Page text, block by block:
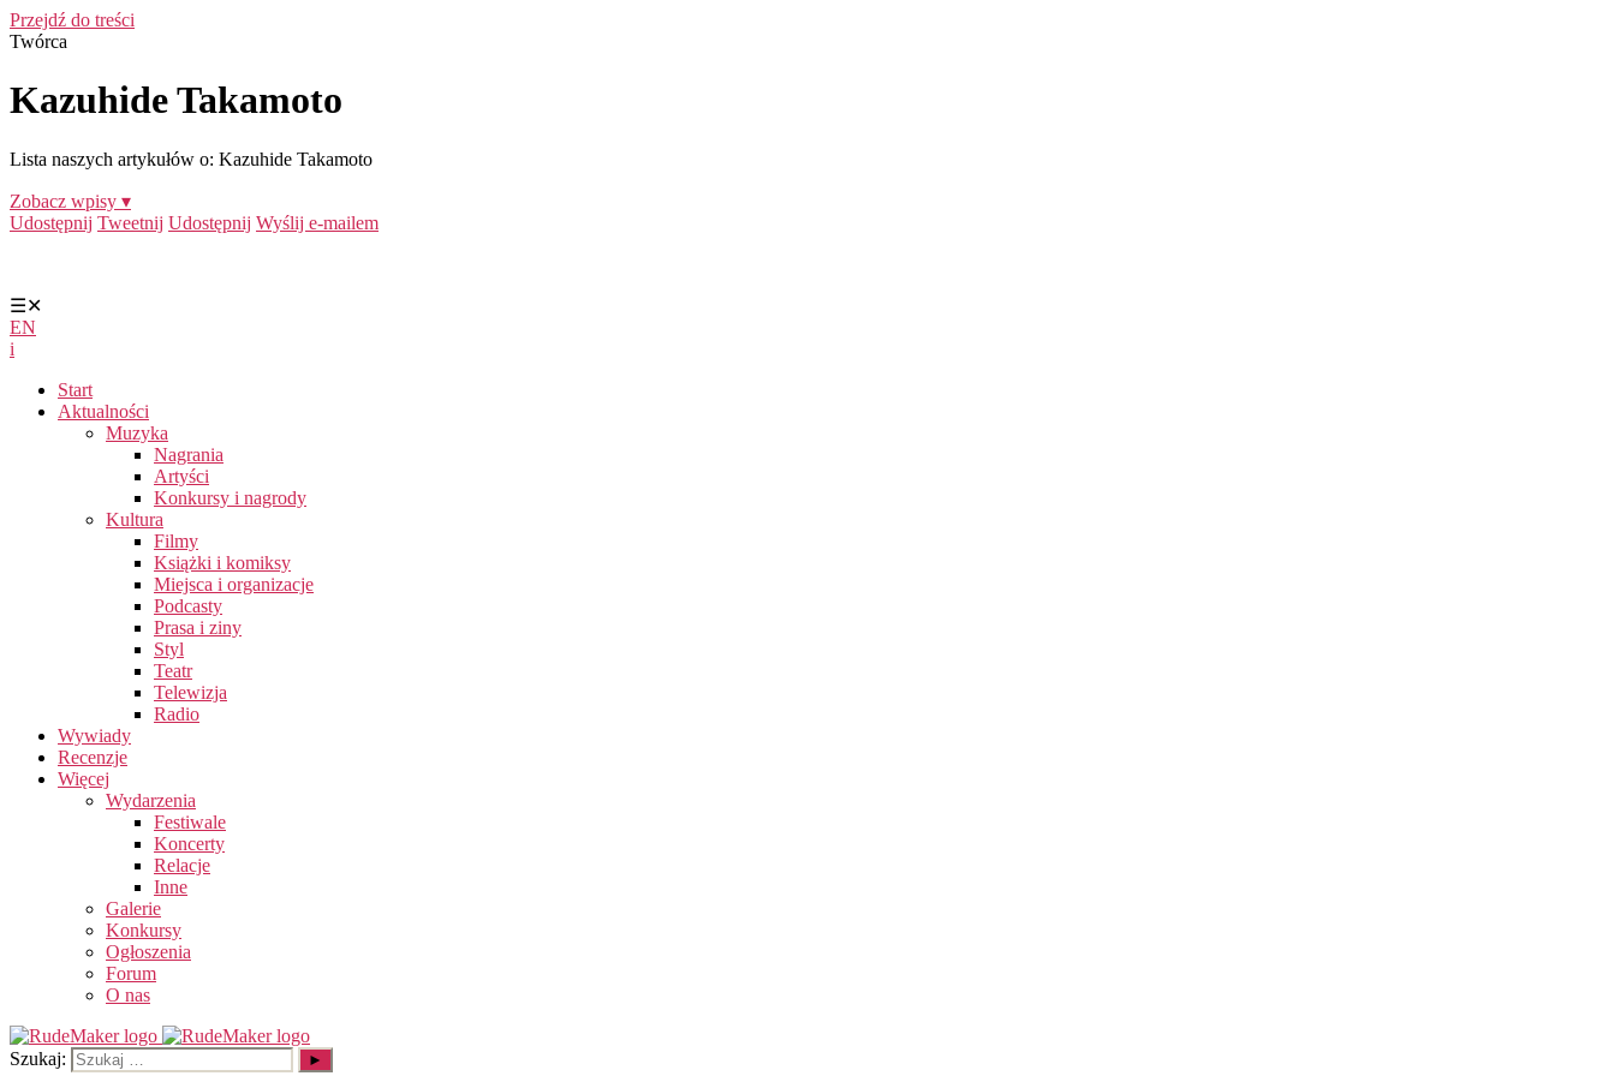
Przejdź do treści
Twórca
Kazuhide Takamoto
Lista naszych artykułów o: Kazuhide Takamoto
Zobacz wpisy ▾
Udostępnij Tweetnij Udostępnij Wyślij e-mailem
☰✕
EN
i
Start
Aktualności
Muzyka
Nagrania
Artyści
Konkursy i nagrody
Kultura
Filmy
Książki i komiksy
Miejsca i organizacje
Podcasty
Prasa i ziny
Styl
Teatr
Telewizja
Radio
Wywiady
Recenzje
Więcej
Wydarzenia
Festiwale
Koncerty
Relacje
Inne
Galerie
Konkursy
Ogłoszenia
Forum
O nas
Szukaj: